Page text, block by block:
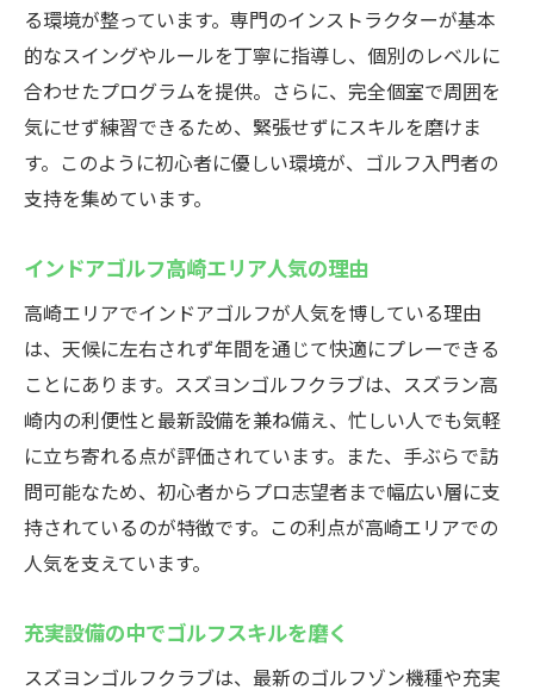
季節問わず楽しめるインドアゴルフの魅力
天気を気にせず上達できるゴルフ環境
高崎のインドアゴルフスクールが人気の理
由
全天候型施設でストレスフリーな練習
効率よく上達できるインドアゴルフスクー
解説
インドアゴルフスクールの最新設備を紹介
高機能シミュレーターで練習効果が向上
充実したサービスで快適なゴルフ体験
インドアゴルフスクールの充実サポート体
制
個室完備で集中できる練習環境を提供
ゴルフスキルを磨く！高崎市のインドアゴルフ
スクール
る環境が整っています。専門のインストラクターが基本
的なスイングやルールを丁寧に指導し、個別のレベルに
合わせたプログラムを提供。さらに、完全個室で周囲を
気にせず練習できるため、緊張せずにスキルを磨けま
す。このように初心者に優しい環境が、ゴルフ入門者の
支持を集めています。
インドアゴルフ高崎エリア人気の理由
高崎エリアでインドアゴルフが人気を博している理由
は、天候に左右されず年間を通じて快適にプレーできる
ことにあります。スズヨンゴルフクラブは、スズラン高
崎内の利便性と最新設備を兼ね備え、忙しい人でも気軽
に立ち寄れる点が評価されています。また、手ぶらで訪
問可能なため、初心者からプロ志望者まで幅広い層に支
持されているのが特徴です。この利点が高崎エリアでの
人気を支えています。
充実設備の中でゴルフスキルを磨く
スズヨンゴルフクラブは、最新のゴルフゾン機種や充実